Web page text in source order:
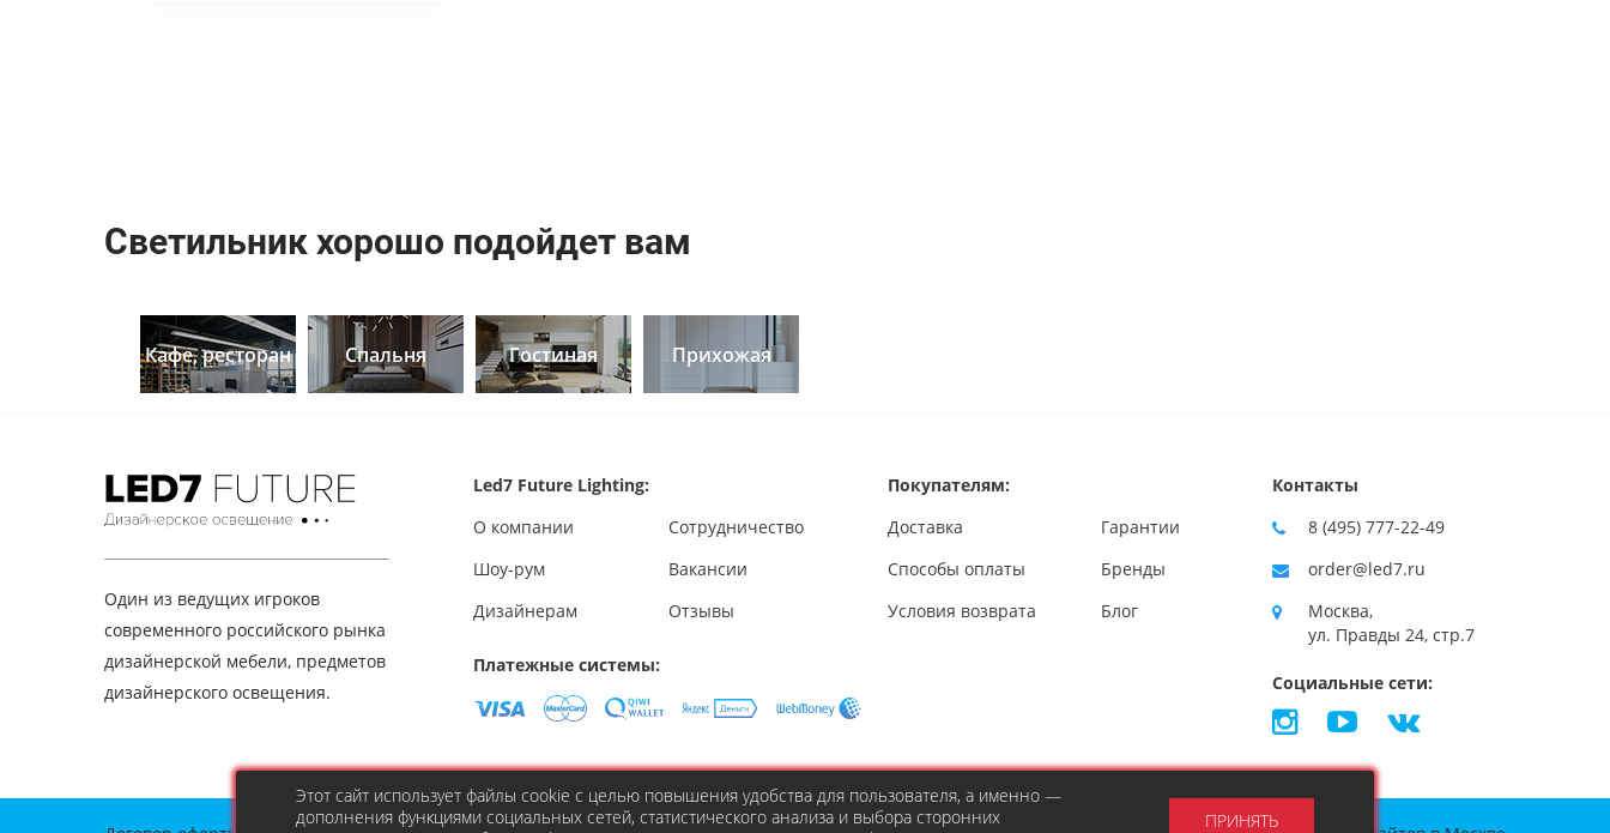
Светильник хорошо подойдет вам
Кафе, ресторан Спальня Гостиная Прихожая
Один из ведущих игроков
современного российского рынка
дизайнерской мебели, предметов
дизайнерского освещения.
Led7 Future Lighting:
О компании
Сотрудничество
Шоу-рум
Вакансии
Дизайнерам
Отзывы
Покупателям:
Доставка
Гарантии
Способы оплаты
Бренды
Условия возврата
Блог
Платежные системы:
Контакты
8 (495) 777-22-49
order@led7.ru
Москва,
ул. Правды 24, стр.7
Социальные сети:
Этот сайт использует файлы cookie с целью повышения удобства для пользователя, а именно —
дополнения функциями социальных сетей, статистического анализа и выбора сторонних
ПРИНЯТЬ